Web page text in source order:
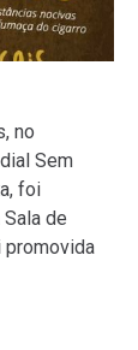
no
Sem
foi
de
promovida